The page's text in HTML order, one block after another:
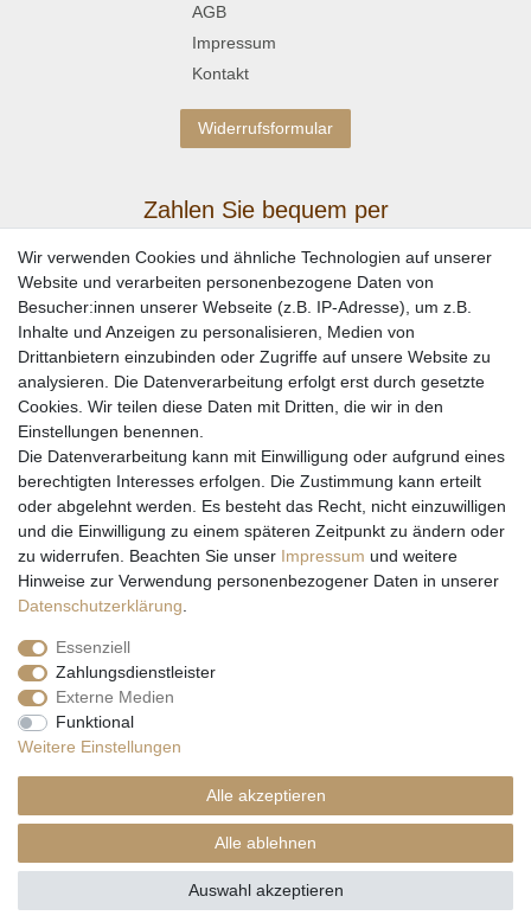
AGB
Impressum
Kontakt
Widerrufsformular
Zahlen Sie bequem per
Wir versenden mit
* Alle Preise inkl. gesetzl. Mehrwertsteuer zzgl. Versandkosten und ggf.
Nachnahmegebühren, wenn nicht anders beschrieben
Länder
hier
© Copyright 2026 Natur & Trendshop. Alle Rechte vorbehalten.
Wir verwenden Cookies und ähnliche Technologien auf unserer
Website und verarbeiten personenbezogene Daten von
Besucher:innen unserer Webseite (z.B. IP-Adresse), um z.B.
Inhalte und Anzeigen zu personalisieren, Medien von
Drittanbietern einzubinden oder Zugriffe auf unsere Website zu
analysieren. Die Datenverarbeitung erfolgt erst durch gesetzte
Cookies. Wir teilen diese Daten mit Dritten, die wir in den
Einstellungen benennen.
Die Datenverarbeitung kann mit Einwilligung oder aufgrund eines
berechtigten Interesses erfolgen. Die Zustimmung kann erteilt
oder abgelehnt werden. Es besteht das Recht, nicht einzuwilligen
und die Einwilligung zu einem späteren Zeitpunkt zu ändern oder
zu widerrufen. Beachten Sie unser Impressum und weitere
Hinweise zur Verwendung personenbezogener Daten in unserer
Daten­schutz­erklärung
Essenziell
Zahlungsdienstleister
Externe Medien
Funktional
Weitere Einstellungen
Alle akzeptieren
Alle ablehnen
Auswahl akzeptieren